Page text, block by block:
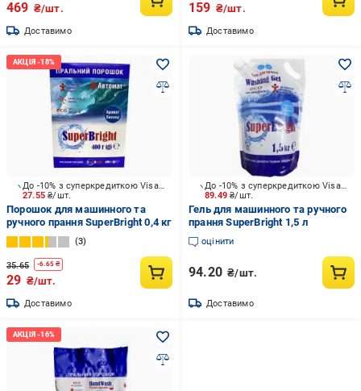
469 ₴/шт.
Доставимо
159 ₴/шт.
Доставимо
27.55₴/шт.
До -10% з суперкредиткою Visa Вигода
Порошок для машинного та
ручного прання SuperBright 0,4 кг
3
35.65 -6.65 ₴
29 ₴/шт.
Доставимо
89.49₴/шт.
До -10% з суперкредиткою Visa Вигода
Гель для машинного та ручного
прання SuperBright 1,5 л
оцінити
94.20 ₴/шт.
Доставимо